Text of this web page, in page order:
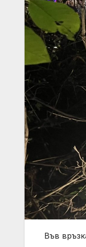
Във